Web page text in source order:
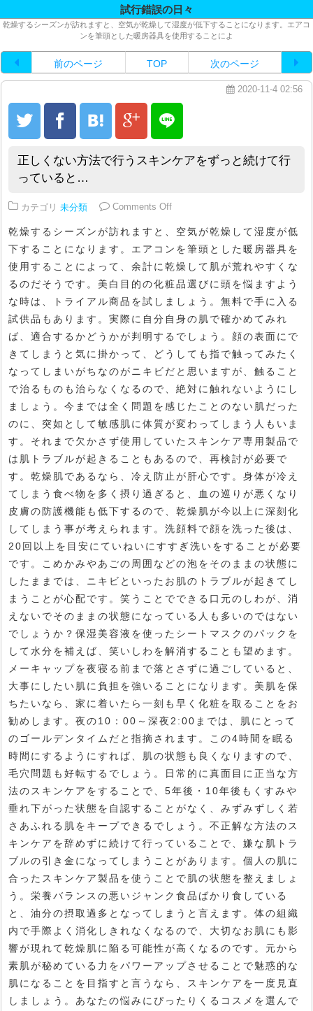
試行錯誤の日々
乾燥するシーズンが訪れますと、空気が乾燥して湿度が低下することになります。エアコ
ンを筆頭とした暖房器具を使用することによ
前のページ TOP 次のページ
2020-11-4 02:56
正しくない方法で行うスキンケアをずっと続けて行
っていると…
カテゴリ 未分類 Comments Offon 正しくない方法で行うスキン
乾燥するシーズンが訪れますと、空気が乾燥して湿度が低
下することになります。エアコンを筆頭とした暖房器具を
使用することによって、余計に乾燥して肌が荒れやすくな
るのだそうです。美白目的の化粧品選びに頭を悩ますよう
な時は、トライアル商品を試しましょう。無料で手に入る
試供品もあります。実際に自分自身の肌で確かめてみれ
ば、適合するかどうかが判明するでしょう。顔の表面にで
きてしまうと気に掛かって、どうしても指で触ってみたく
なってしまいがちなのがニキビだと思いますが、触ること
で治るものも治らなくなるので、絶対に触れないようにし
ましょう。今までは全く問題を感じたことのない肌だった
のに、突如として敏感肌に体質が変わってしまう人もいま
す。それまで欠かさず使用していたスキンケア専用製品で
は肌トラブルが起きることもあるので、再検討が必要で
す。乾燥肌であるなら、冷え防止が肝心です。身体が冷え
てしまう食べ物を多く摂り過ぎると、血の巡りが悪くなり
皮膚の防護機能も低下するので、乾燥肌が今以上に深刻化
してしまう事が考えられます。洗顔料で顔を洗った後は、
20回以上を目安にていねいにすすぎ洗いをすることが必要
です。こめかみやあごの周囲などの泡をそのままの状態に
したままでは、ニキビといったお肌のトラブルが起きてし
まうことが心配です。笑うことでできる口元のしわが、消
えないでそのままの状態になっている人も多いのではない
でしょうか？保湿美容液を使ったシートマスクのパックを
して水分を補えば、笑いしわを解消することも望めます。
メーキャップを夜寝る前まで落とさずに過ごしていると、
大事にしたい肌に負担を強いることになります。美肌を保
ちたいなら、家に着いたら一刻も早く化粧を取ることをお
勧めします。夜の10：00～深夜2:00までは、肌にとって
のゴールデンタイムだと指摘されます。この4時間を眠る
時間にするようにすれば、肌の状態も良くなりますので、
毛穴問題も好転するでしょう。日常的に真面目に正当な方
法のスキンケアをすることで、5年後・10年後もくすみや
垂れ下がった状態を自認することがなく、みずみずしく若
さあふれる肌をキープできるでしょう。不正解な方法のス
キンケアを辞めずに続けて行っていることで、嫌な肌トラ
ブルの引き金になってしまうことがあります。個人の肌に
合ったスキンケア製品を使うことで肌の状態を整えましょ
う。栄養バランスの悪いジャンク食品ばかり食している
と、油分の摂取過多となってしまうと言えます。体の組織
内で手際よく消化しきれなくなるので、大切なお肌にも影
響が現れて乾燥肌に陥る可能性が高くなるのです。元から
素肌が秘めている力をパワーアップさせることで魅惑的な
肌になることを目指すと言うなら、スキンケアを一度見直
しましょう。あなたの悩みにぴったりくるコスメを選んで